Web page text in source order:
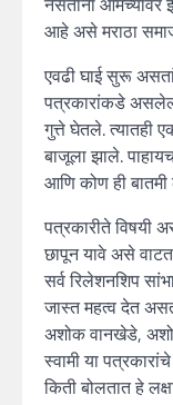
आहे असे मराठा
एवढी घाई सुरू
पत्रकारांकडे
गुत्ते घेतले. त्यातही
बाजूला झाले.
आणि कोण ही बातमी
पत्रकारीते विषयी
छापून यावे असे
सर्व रिलेशनशिप
जास्त महत्व देत
अशोक वानखेडे,
स्वामी या
किती बोलतात हे